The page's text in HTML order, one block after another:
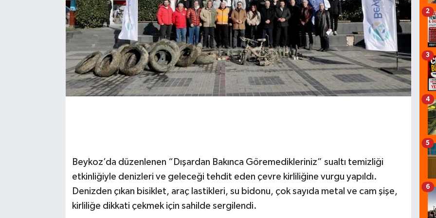
Beykoz’da düzenlenen “Dışardan Bakınca Göremedikleriniz” sualtı temizliği
etkinliğiyle denizleri ve geleceği tehdit eden çevre kirliliğine vurgu yapıldı.
Denizden çıkan bisiklet, araç lastikleri, su bidonu, çok sayıda metal ve cam şişe,
kirliliğe dikkati çekmek için sahilde sergilendi.
2
3
4
5
6